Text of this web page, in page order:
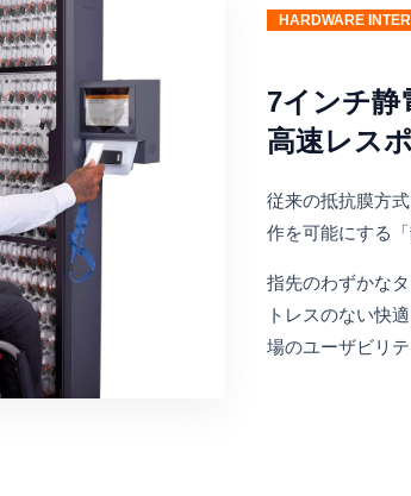
HARDWARE
7インチ静
高速レス
従来の抵抗膜方
作を可能にする
指先のわずかな
トレスのない快
場のユーザビリ